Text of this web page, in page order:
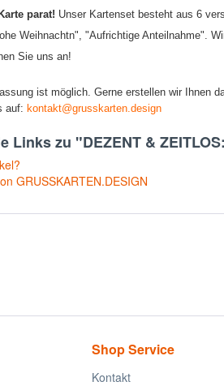
parat! Unser Kartenset besteht aus 6
Weihnachtn", "Aufrichtige Anteilnahme".
Sie uns an!
ist möglich. Gerne erstellen wir Ihnen
auf: kontakt@grusskarten.design
Links zu "DEZENT &
GRUSSKARTEN.DESIGN
Shop Service
Kontakt